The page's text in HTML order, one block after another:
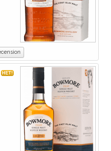
HET!